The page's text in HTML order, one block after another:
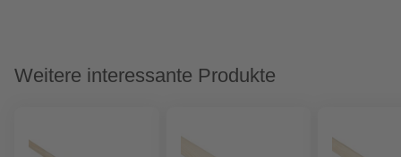
Weitere interessante Produkte